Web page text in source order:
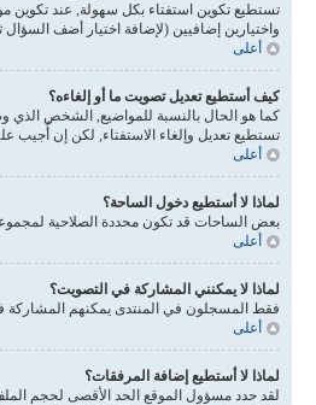
تستطيع تكوين استفتاء بكل سهولة, عند تكوين
واختيارين إضافيين (لإضافة اختيار أضف
أعلى
كيف أستطيع تعديل تصويت ما أو إلغاءه؟
كما هو الحال بالنسبة للمواضيع, الشخص الذي
تستطيع تعديل وإلغاء الاستفتاء, لكن إن أُجيب
أعلى
لماذا لا أستطيع دخول الساحة؟
بعض الساحات قد تكون محددة الصلاحية
أعلى
لماذا لا يمكنني المشاركة في التصويت؟
فقط المسجلون في المنتدى يمكنهم المشاركة
أعلى
لماذا لا أستطيع إضافة المرفقات؟
لقد حدد مسؤول الموقع الحد الأقصى لحجم